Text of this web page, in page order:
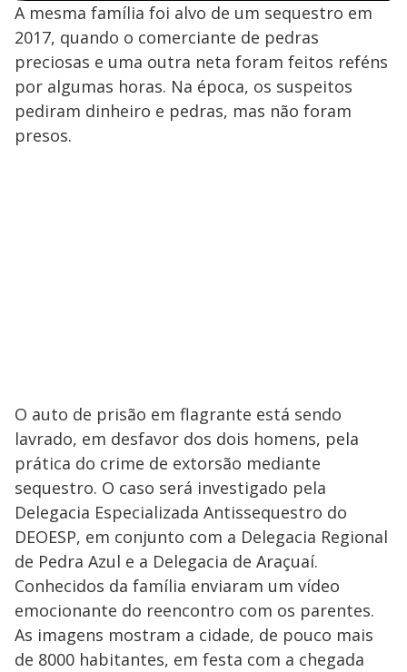
A mesma família foi alvo de um sequestro em
2017, quando o comerciante de pedras
preciosas e uma outra neta foram feitos reféns
por algumas horas. Na época, os suspeitos
pediram dinheiro e pedras, mas não foram
presos.
O auto de prisão em flagrante está sendo
lavrado, em desfavor dos dois homens, pela
prática do crime de extorsão mediante
sequestro. O caso será investigado pela
Delegacia Especializada Antissequestro do
DEOESP, em conjunto com a Delegacia Regional
de Pedra Azul e a Delegacia de Araçuaí.
Conhecidos da família enviaram um vídeo
emocionante do reencontro com os parentes.
As imagens mostram a cidade, de pouco mais
de 8000 habitantes, em festa com a chegada